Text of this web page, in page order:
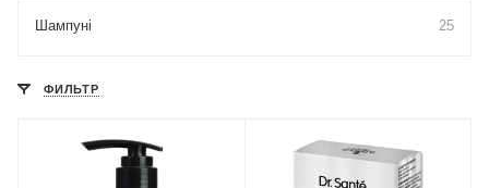
Шампуні 25
ФИЛЬТР